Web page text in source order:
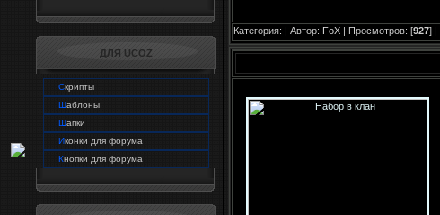
ДЛЯ UCOZ
Скрипты
Шаблоны
Шапки
Иконки для форума
Кнопки для форума
Категория: | Автор: FoX | Просмотров: [927] |